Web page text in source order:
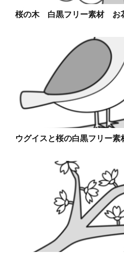
桜の木 白黒フリー素材 お
ウグイスと桜の白黒フリー